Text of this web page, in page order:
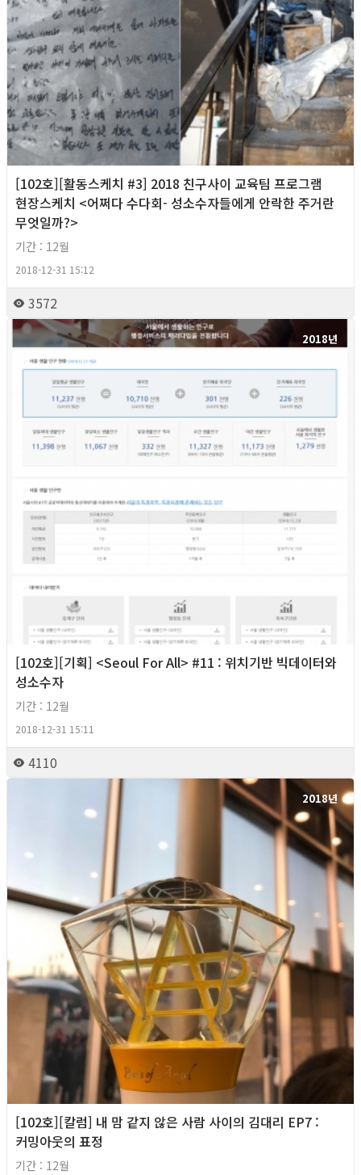
[102호][활동스케치 #3] 2018 친구사이 교육팀 프로그램
현장스케치 <어쩌다 수다회- 성소수자들에게 안락한 주거란
무엇일까?>
기간 : 12월
2018-12-31 15:12
3572
2018년
[102호][기획] <Seoul For All> #11 : 위치기반 빅데이터와
성소수자
기간 : 12월
2018-12-31 15:11
4110
2018년
[102호][칼럼] 내 맘 같지 않은 사람 사이의 김대리 EP7 :
커밍아웃의 표정
기간 : 12월